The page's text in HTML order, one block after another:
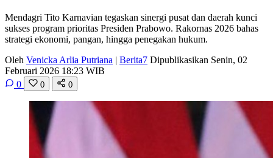
Mendagri Tito Karnavian tegaskan sinergi pusat dan daerah kunci
sukses program prioritas Presiden Prabowo. Rakornas 2026 bahas
strategi ekonomi, pangan, hingga penegakan hukum.
Oleh Venicka Arlia Putriana | Berita7 Dipublikasikan Senin, 02
Februari 2026 18:23 WIB
0
0 0